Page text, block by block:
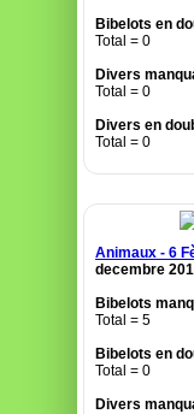
Bibelots en
Total = 0
Divers
Total = 0
Divers en
Total = 0
Animaux - 6
decembre
Bibelots
Total = 5
Bibelots en
Total = 0
Divers